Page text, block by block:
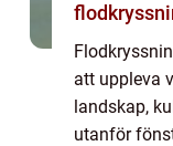
att uppleva
landskap,
utanför